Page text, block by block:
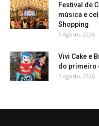
Festival de
música e
Shopping
5 Agosto, 2026
Vivi Cake e
do primeiro
5 Agosto, 2026